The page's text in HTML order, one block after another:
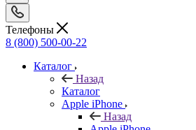
Телефоны
8 (800) 500-00-22
Каталог
Назад
Каталог
Apple iPhone
Назад